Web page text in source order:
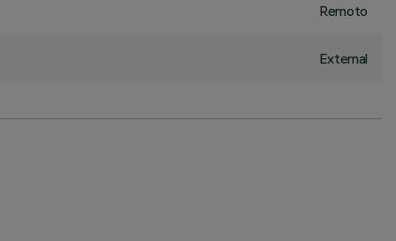
Remoto
External